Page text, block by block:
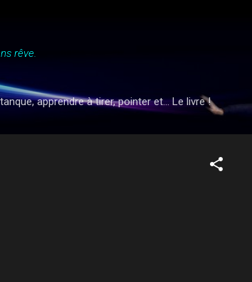
rêve.
apprendre à tirer, pointer et... Le livre !